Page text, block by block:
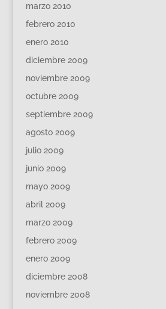
marzo 2010
febrero 2010
enero 2010
diciembre 2009
noviembre 2009
octubre 2009
septiembre 2009
agosto 2009
julio 2009
junio 2009
mayo 2009
abril 2009
marzo 2009
febrero 2009
enero 2009
diciembre 2008
noviembre 2008